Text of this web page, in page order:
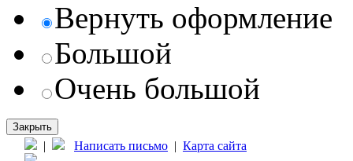
Вернуть оформление
Большой
Очень большой
Закрыть
| Написать письмо | Карта сайта